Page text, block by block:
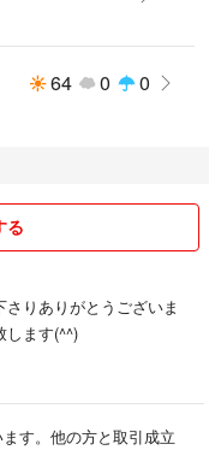
64 0 0
る
りありがとうございま
します(^^)
す。他の方と取引成立